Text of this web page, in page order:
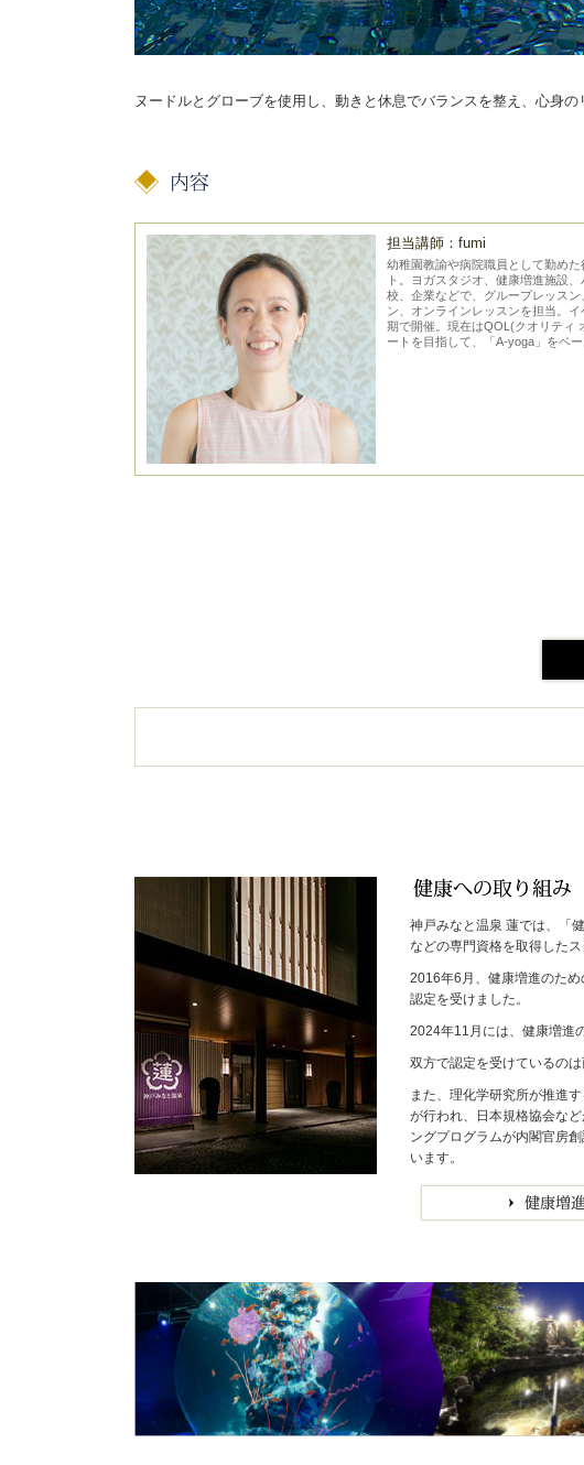
ヌードルとグローブを使用し、動きと休息でバランスを整え、心身の
担当講師：fumi
幼稚園教諭や病院職員として勤め
ト。ヨガスタジオ、健康増進施設
校、企業などで、グループレッスン
ン、オンラインレッスンを担当。
期で開催。現在はQOL(クオリティ
ートを目指して、「A-yoga」をベー
神戸みなと温泉 蓮では、「
などの専門資格を取得した
2016年6月、健康増進のた
認定を受けました。
2024年11月には、健康増進
双方で認定を受けているの
また、理化学研究所が推進
が行われ、日本規格協会な
ングプログラムが内閣官房
います。